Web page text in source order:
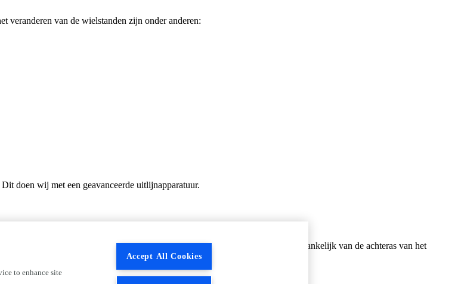
veranderen van de wielstanden zijn onder anderen:
doen wij met een geavanceerde uitlijnapparatuur.
en type voertuig. Welke vorm van uitlijning geschikt is voor een auto, is afhankelijk van de achteras van het
to enhance site
Accept All Cookies